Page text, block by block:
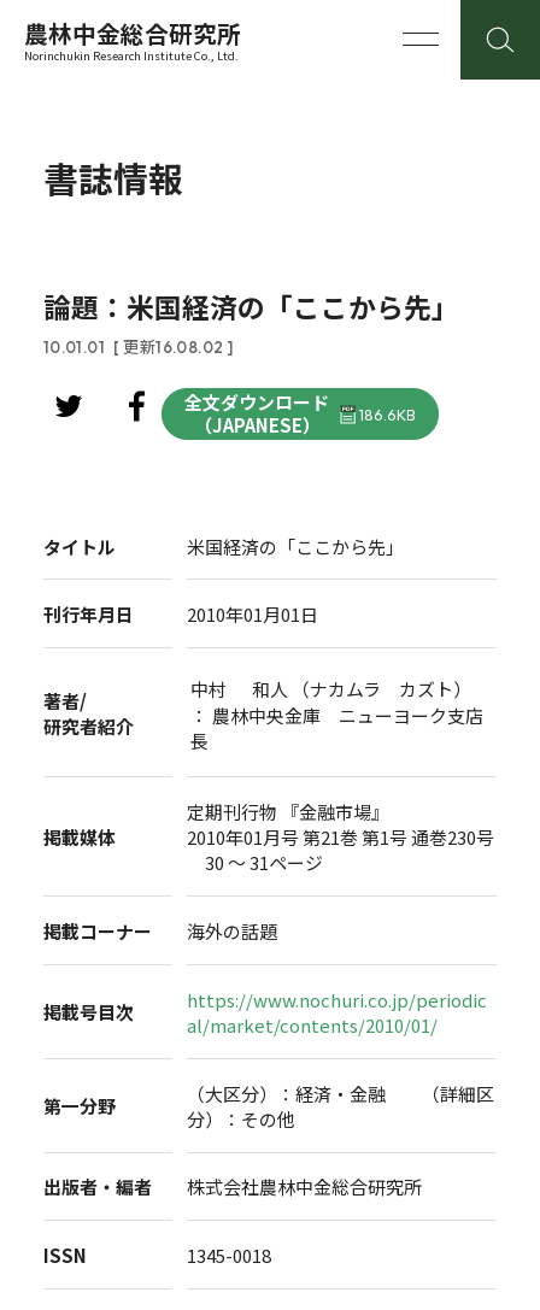
農林中金総合研究所
Norinchukin Research Institute Co., Ltd.
書誌情報
論題：米国経済の「ここから先」
10.01.01 [ 更新16.08.02 ]
全文ダウンロード
（JAPANESE）
186.6KB
タイトル 米国経済の「ここから先」
刊行年月日 2010年01月01日
著者/
研究者紹介
中村 和人 （ナカムラ カズト）
： 農林中央金庫 ニューヨーク支店
長
掲載媒体
定期刊行物 『金融市場』
2010年01月号 第21巻 第1号 通巻230号
30 ～ 31ページ
掲載コーナー 海外の話題
掲載号目次
https://www.nochuri.co.jp/periodic
al/market/contents/2010/01/
第一分野
（大区分）：経済・金融 （詳細区
分）：その他
出版者・編者 株式会社農林中金総合研究所
ISSN 1345-0018